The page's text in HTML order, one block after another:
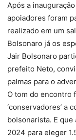
Após a
apoiadores foram
realizado em um
Bolsonaro já os
Jair Bolsonaro
prefeito Neto,
palmas para o
O tom do encontro
‘conservadores’ a
bolsonarista. E
2024 para eleger